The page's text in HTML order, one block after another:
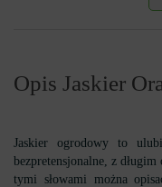
Opis Jaskier
Jaskier ogrodowy to
bezpretensjonalne, z
tymi słowami można